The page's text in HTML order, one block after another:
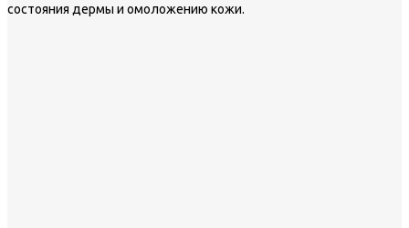
состояния дермы и омоложению кожи.